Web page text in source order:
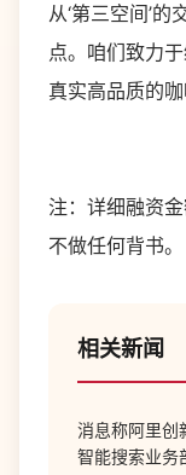
从‘第三空间’的
点。咱们致力
真实高品质的
注：详细融资
不做任何背书。
相关新闻
消息称阿里创
智能搜索业务